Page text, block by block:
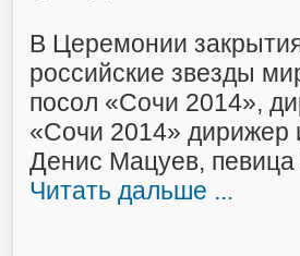
В Церемонии
российские звезды
посол «Сочи 2014»,
«Сочи 2014» дирижер
Денис Мацуев,
Читать дальше ...